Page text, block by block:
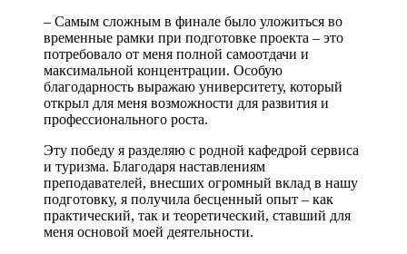
– Самым сложным в финале было уложиться во
временные рамки при подготовке проекта – это
потребовало от меня полной самоотдачи и
максимальной концентрации. Особую
благодарность выражаю университету, который
открыл для меня возможности для развития и
профессионального роста.
Эту победу я разделяю с родной кафедрой сервиса
и туризма. Благодаря наставлениям
преподавателей, внесших огромный вклад в нашу
подготовку, я получила бесценный опыт – как
практический, так и теоретический, ставший для
меня основой моей деятельности.